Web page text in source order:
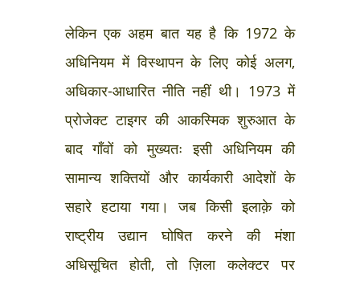
लेकिन एक अहम बात यह है कि 1972 के
अधिनियम में विस्थापन के लिए कोई अलग,
अधिकार-आधारित नीति नहीं थी। 1973 में
प्रोजेक्ट टाइगर की आकस्मिक शुरुआत के
बाद गाँवों को मुख्यतः इसी अधिनियम की
सामान्य शक्तियों और कार्यकारी आदेशों के
सहारे हटाया गया। जब किसी इलाक़े को
राष्ट्रीय उद्यान घोषित करने की मंशा
अधिसूचित होती, तो ज़िला कलेक्टर पर